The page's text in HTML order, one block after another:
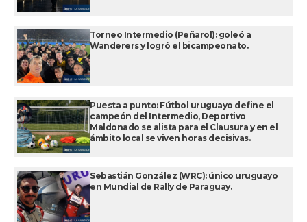
Torneo Intermedio (Peñarol): goleó a
Wanderers y logró el bicampeonato.
Puesta a punto: Fútbol uruguayo define el
campeón del Intermedio, Deportivo
Maldonado se alista para el Clausura y en el
ámbito local se viven horas decisivas.
Sebastián González (WRC): único uruguayo
en Mundial de Rally de Paraguay.